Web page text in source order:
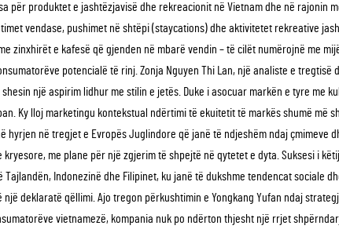
për produktet e jashtëzjavisë dhe rekreacionit në Vietnam dhe në rajonin
vendase, pushimet në shtëpi (staycations) dhe aktivitetet rekreative
zinxhirët e kafesë që gjenden në mbarë vendin – të cilët numërojnë me
potencialë të rinj. Zonja Nguyen Thi Lan, një analiste e tregtisë
një aspirim lidhur me stilin e jetës. Duke i asocuar markën e tyre me
Ky lloj marketingu kontekstual ndërtimi të ekuitetit të markës shumë më
në tregjet e Evropës Juglindore që janë të ndjeshëm ndaj çmimeve
me plane për një zgjerim të shpejtë në qytetet e dyta. Suksesi i
Indonezinë dhe Filipinet, ku janë të dukshme tendencat sociale
deklaratë qëllimi. Ajo tregon përkushtimin e Yongkang Yufan ndaj
vietnamezë, kompania nuk po ndërton thjesht një rrjet